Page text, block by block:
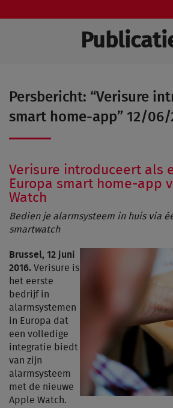
Persbericht: “Verisure
smart home-app” 12/06/
Verisure introduceert als
Europa smart home-app
Watch
Bedien je alarmsysteem in huis via
smartwatch
Brussel, 12 juni
2016. Verisure is
het eerste
bedrijf in
alarmsystemen
in Europa dat
een volledige
integratie biedt
van zijn
alarmsysteem
met de nieuwe
Apple Watch.